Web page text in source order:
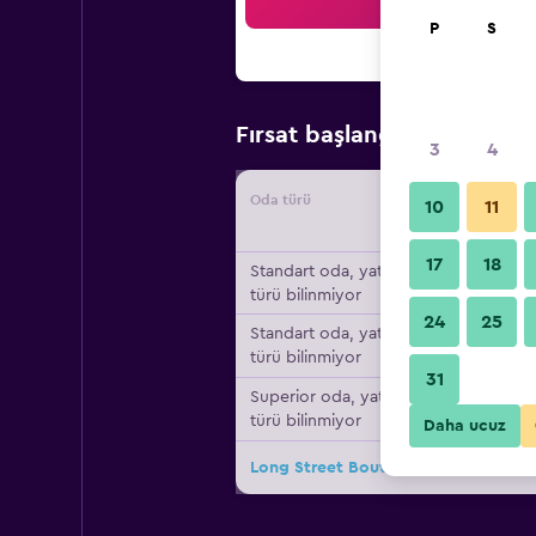
Fırsat başlangıç fiyatı
Oda türü Tedarikçi
Standart oda, yatak
türü bilinmiyor
Standart oda, yatak
türü bilinmiyor
Superior oda, yatak
türü bilinmiyor
Long Street Boutique Hotel için
P S
3 4
10 11
17 18
24 25
31
Daha ucuz